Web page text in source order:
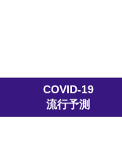
COVID-19
流行予測